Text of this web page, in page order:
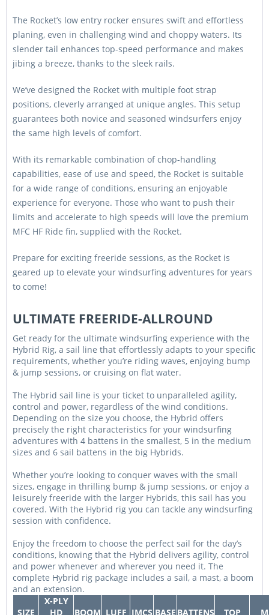
The Rocket’s low entry rocker ensures swift and effortless
planing, even in challenging wind and choppy waters. Its
slender tail enhances top-speed performance and makes
jibing a breeze, thanks to the sleek rails.
We’ve designed the Rocket with multiple foot strap
positions, cleverly arranged at unique angles. This setup
guarantees both novice and seasoned windsurfers enjoy
the same high levels of comfort.
With its remarkable combination of chop-handling
capabilities, ease of use and speed, the Rocket is suitable
for a wide range of conditions, ensuring an enjoyable
experience for everyone. Those who want to push their
limits and accelerate to high speeds will love the premium
MFC HF Ride fin, supplied with the Rocket.
Prepare for exciting freeride sessions, as the Rocket is
geared up to elevate your windsurfing adventures for years
to come!
ULTIMATE FREERIDE-ALLROUND
Get ready for the ultimate windsurfing experience with the
Hybrid Rig, a sail line that effortlessly adapts to your specific
requirements, whether you’re riding waves, enjoying bump
& jump sessions, or cruising on flat water.
The Hybrid sail line is your ticket to unparalleled agility,
control and power, regardless of the wind conditions.
Depending on the size you choose, the Hybrid offers
precisely the right characteristics for your windsurfing
adventures with 4 battens in the smallest, 5 in the medium
sizes and 6 sail battens in the big Hybrids.
Whether you’re looking to conquer waves with the small
sizes, engage in thrilling bump & jump sessions, or enjoy a
leisurely freeride with the larger Hybrids, this sail has you
covered. With the Hybrid rig you can tackle any windsurfing
session with confidence.
Enjoy the freedom to choose the perfect sail for the day’s
conditions, knowing that the Hybrid delivers agility, control
and power whenever and wherever you need it. The
complete Hybrid rig package includes a sail, a mast, a boom
and an extension.
SIZE
X-PLY
HD
BOOM LUFF IMCS BASE BATTENS TOP